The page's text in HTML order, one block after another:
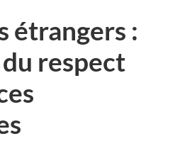
étrangers :
respect